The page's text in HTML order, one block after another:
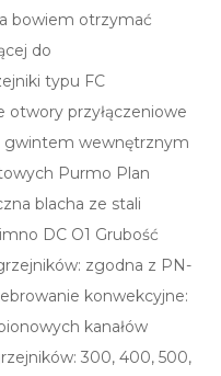
bowiem otrzymać
do
typu FC
otwory przyłączeniowe
gwintem wewnętrznym
Purmo Plan
blacha ze stali
DC O1 Grubość
zgodna z PN-
konwekcyjne:
kanałów
300, 400, 500,